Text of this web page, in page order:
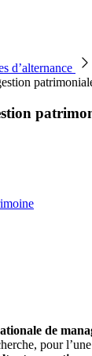
d’alternance
de
pour